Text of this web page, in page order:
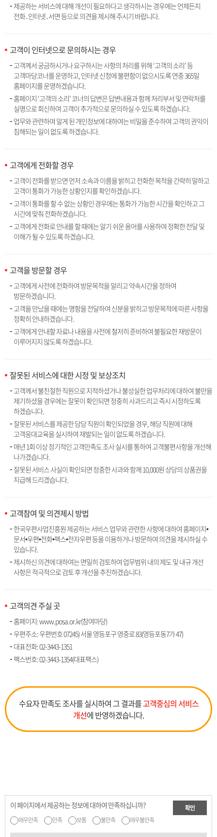
제공하는 서비스에 대해 개선이 필요하다고 생각하시는 경우에는 언제든지
전화․인터넷․서면 등으로 의견을 제시해 주시기 바랍니다.
고객이 인터넷으로 문의하시는 경우
고객께서 궁금하시거나 요구하시는 사항의 처리를 위해 ‘고객의 소리’ 등
고객마당코너를 운영하고, 인터넷 신청에 불편함이 없으시도록 연중 365일
홈페이지를 운영하겠습니다.
홈페이지 ‘고객의 소리’ 코너의 답변은 답변내용과 함께 처리부서 및 연락처를
실명으로 회신하여 고객이 추가적으로 문의하실 수 있도록 하겠습니다.
업무와 관련하여 알게 된 개인정보에 대하여는 비밀을 준수하여 고객의 권익이
침해되는 일이 없도록 하겠습니다.
고객에게 전화할 경우
고객이 전화를 받으면 먼저 소속과 이름을 밝히고 전화한 목적을 간략히 말하고
고객이 통화가 가능한 상황인지를 확인하겠습니다.
고객이 통화를 할 수 없는 상황인 경우에는 통화가 가능한 시간을 확인하고 그
시간에 맞춰 전화하겠습니다.
고객에게 전화로 안내를 할 때에는 알기 쉬운 용어를 사용하여 정확한 전달 및
이해가 될 수 있도록 하겠습니다.
고객을 방문할 경우
고객에게 사전에 전화하여 방문목적을 알리고 약속시간을 정하여
방문하겠습니다.
고객을 만났을 때에는 명함을 전달하여 신분을 밝히고 방문목적에 따른 사항을
정확히 안내하겠습니다.
고객에게 안내할 자료나 내용을 사전에 철저히 준비하여 불필요한 재방문이
이루어지지 않도록 하겠습니다.
잘못된 서비스에 대한 시정 및 보상조치
고객께서 불친절한 직원으로 지적하셨거나 불성실한 업무처리에 대하여 불만을
제기하셨을 경우에는 잘못이 확인되면 정중히 사과드리고 즉시 시정하도록
하겠습니다.
잘못된 서비스를 제공한 담당 직원이 확인되었을 경우, 해당 직원에 대해
고객응대교육을 실시하여 재발되는 일이 없도록 하겠습니다.
매년 1회 이상 정기적인 고객만족도 조사 실시를 통하여 고객불편사항을 개선해
나가겠습니다.
잘못된 서비스 사실이 확인되면 정중한 사과와 함께 10,000원 상당의 상품권을
지급해 드리겠습니다.
고객참여 및 의견제시 방법
한국우편사업진흥원 제공하는 서비스 업무와 관련한 사항에 대하여 홈페이지•
문서•우편•전화•팩스•전자우편 등을 이용하거나 방문하여 의견을 제시하실 수
있습니다.
제시하신 의견에 대하여는 면밀히 검토하여 업무범위 내의 제도 및 내규 개선
사항은 적극적으로 검토 후 개선을 추진하겠습니다.
고객의견 주실 곳
홈페이지: www.posa.or.kr(참여마당)
우편주소: 우편번호 07245) 서울 영등포구 영중로 83(영등포동7가 47)
대표전화:02-3443-1351
팩스번호: 02-3443-1354(대표팩스)
수요자 만족도 조사를 실시하여 그 결과를고객중심의 서비스
개선에 반영하겠습니다.
이 페이지에서 제공하는 정보에 대하여 만족하십니까?
매우만족 만족 보통 불만족 매우불만족
확인